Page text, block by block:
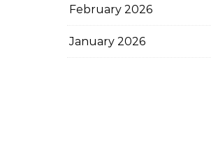
February 2026
January 2026